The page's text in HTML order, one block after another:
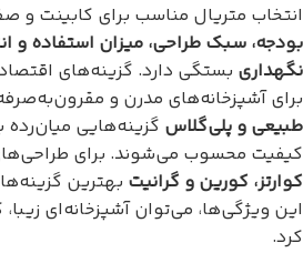
انتخاب متریال مناسب برای کابینت و
بودجه، سبک طراحی، میزان استفاده و
نگهداری بستگی دارد. گزینه‌های
برای آشپزخانه‌های مدرن و
طبیعی و پلی‌گلاس گزینه‌هایی
کیفیت محسوب می‌شوند. برای
کوارتز، کورین و گرانیت بهترین
این ویژگی‌ها، می‌توان آشپزخانه‌ای
کرد.